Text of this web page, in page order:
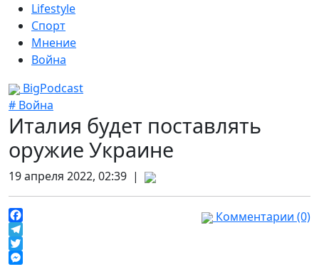
Lifestyle
Спорт
Мнение
Война
BigPodcast
# Война
Италия будет поставлять
оружие Украине
19 апреля 2022, 02:39 |
Facebook
Telegram
Twitter
Комментарии (0)